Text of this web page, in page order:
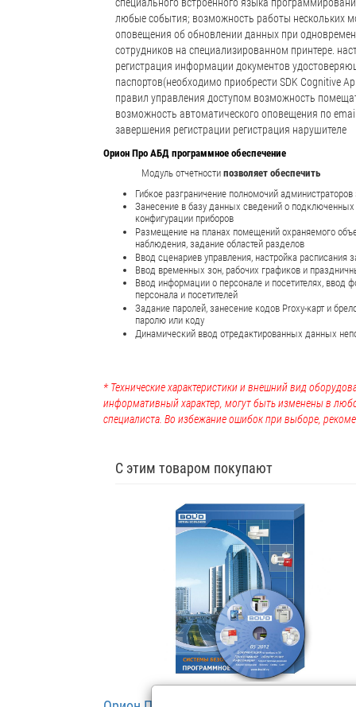
любые события; возможность работы нескольких
оповещения об обновлении данных при
сотрудников на специализированном принтере.
регистрация информации документов
паспортов(необходимо приобрести SDK Cognitive
правил управления доступом возможность
возможность автоматического оповещения по
завершения регистрации регистрация нарушителе
Орион Про АБД программное обеспечение
Модуль отчетности позволяет обеспечить
Гибкое разграничение полномочий
Занесение в базу данных сведений о
конфигурации приборов
Размещение на планах помещений охраняемого
наблюдения, задание областей разделов
Ввод сценариев управления, настройка
Ввод временных зон, рабочих графиков и
Ввод информации о персонале и посетителях, ввод
персонала и посетителей
Задание паролей, занесение кодов Proxy-карт и
паролю или коду
Динамический ввод отредактированных данных
* Технические характеристики и внешний вид
информативный характер, могут быть изменены в
специалиста. Во избежание ошибок при выборе,
С этим товаром покупают